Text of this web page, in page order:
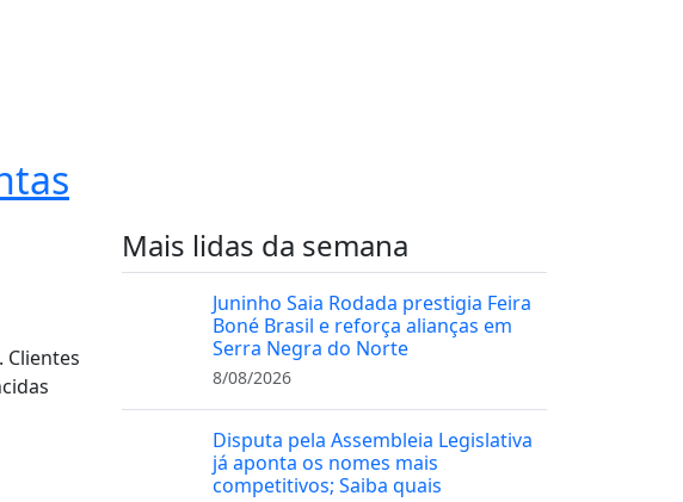
Clientes
Mais lidas da semana
Juninho Saia Rodada prestigia Feira
Boné Brasil e reforça alianças em
Serra Negra do Norte
8/08/2026
Disputa pela Assembleia Legislativa
já aponta os nomes mais
competitivos; Saiba quais